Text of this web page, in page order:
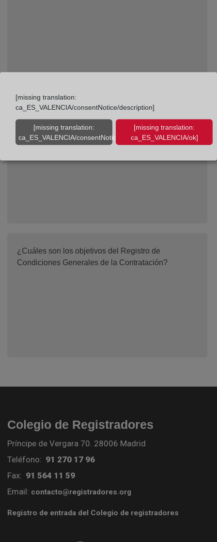
la Contratación?
¿Cuáles son los objetivos del Registro de
Condiciones Generales de la Contratación?
Colegio de Registradores
Príncipe de Vergara 70. 28006 Madrid
Teléfono: 91 270 17 96
Fax: 91 564 11 59
Email: contacto@registradores.org
Registro de entrada del Colegio de registradores
[missing translation:
ca_ES_VALENCIA/consentNotice/description]
[missing translation:
ca_ES_VALENCIA/consentNotice/learnMore]
[missing translation:
ca_ES_VALENCIA/ok]